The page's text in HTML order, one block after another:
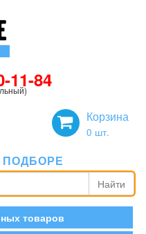
11-84
Корзина
0 шт.
Найти
товаров